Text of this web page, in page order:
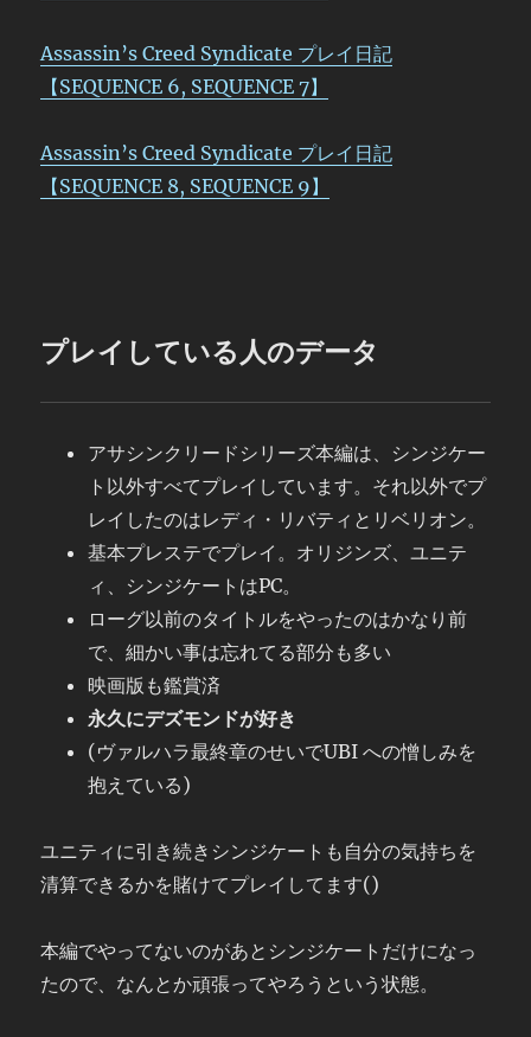
Assassin’s Creed Syndicate プレイ日記
【SEQUENCE 6, SEQUENCE 7】
Assassin’s Creed Syndicate プレイ日記
【SEQUENCE 8, SEQUENCE 9】
プレイしている人のデータ
アサシンクリードシリーズ本編は、シンジケー
ト以外すべてプレイしています。それ以外でプ
レイしたのはレディ・リバティとリベリオン。
基本プレステでプレイ。オリジンズ、ユニテ
ィ、シンジケートはPC。
ローグ以前のタイトルをやったのはかなり前
で、細かい事は忘れてる部分も多い
映画版も鑑賞済
永久にデズモンドが好き
(ヴァルハラ最終章のせいでUBI への憎しみを
抱えている)
ユニティに引き続きシンジケートも自分の気持ちを
清算できるかを賭けてプレイしてます()
本編でやってないのがあとシンジケートだけになっ
たので、なんとか頑張ってやろうという状態。